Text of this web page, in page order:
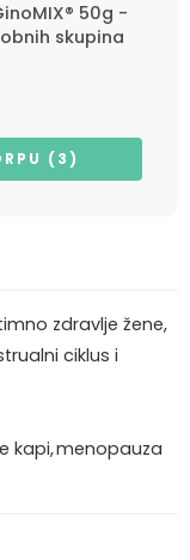
50g -
skupina
(3)
zdravlje žene,
ciklus i
kapi,menopauza